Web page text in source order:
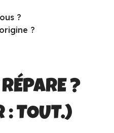
?
?
?
: TOUT.)